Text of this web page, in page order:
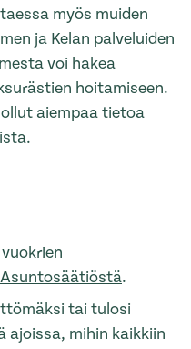
myös muiden
ja Kelan palveluiden
voi hakea
hoitamiseen.
aiempaa tietoa
.
tai tulosi
ajoissa, mihin kaikkiin